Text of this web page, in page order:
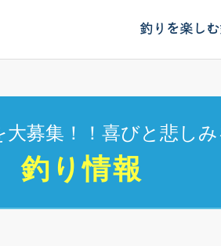
釣りを楽しむ
募集！！喜びと悲しみ
釣り情報